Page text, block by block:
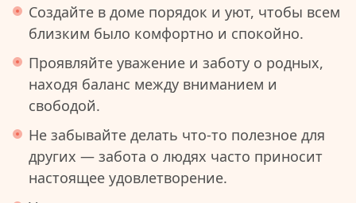
Создайте в доме порядок и уют, чтобы всем
близким было комфортно и спокойно.
Проявляйте уважение и заботу о родных,
находя баланс между вниманием и
свободой.
Не забывайте делать что-то полезное для
других — забота о людях часто приносит
настоящее удовлетворение.